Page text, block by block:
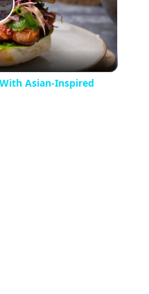
Asian-Inspired